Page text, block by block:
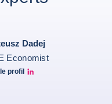
Dadej
Economist
profilDadej's LinkedIn